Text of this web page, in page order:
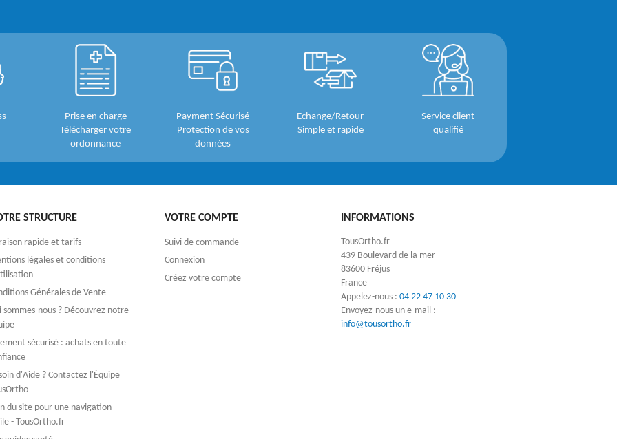
Prise en charge
Télécharger votre
ordonnance
Payment Sécurisé
Protection de vos
données
Echange/Retour
Simple et rapide
Service client
qualifié
STRUCTURE
rapide et tarifs
légales et conditions
Générales de Vente
sommes-nous ? Découvrez notre
sécurisé : achats en toute
d'Aide ? Contactez l'Équipe
du site pour une navigation
- TousOrtho.fr
VOTRE COMPTE
Suivi de commande
Connexion
Créez votre compte
INFORMATIONS
TousOrtho.fr
439 Boulevard de la mer
83600 Fréjus
France
Appelez-nous : 04 22 47 10 30
Envoyez-nous un e-mail :
info@tousortho.fr